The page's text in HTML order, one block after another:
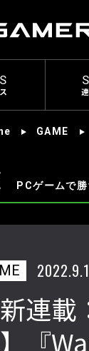
GAME
PCゲームで
新連
『